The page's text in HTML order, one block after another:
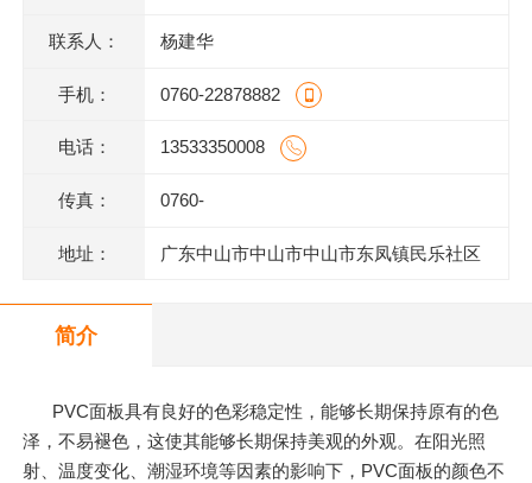
联系人： 杨建华
手机： 0760-22878882
电话： 13533350008
传真： 0760-
地址： 广东中山市中山市中山市东凤镇民乐社区
简介
PVC面板具有良好的色彩稳定性，能够长期保持原有的色
泽，不易褪色，这使其能够长期保持美观的外观。在阳光照
射、温度变化、潮湿环境等因素的影响下，PVC面板的颜色不